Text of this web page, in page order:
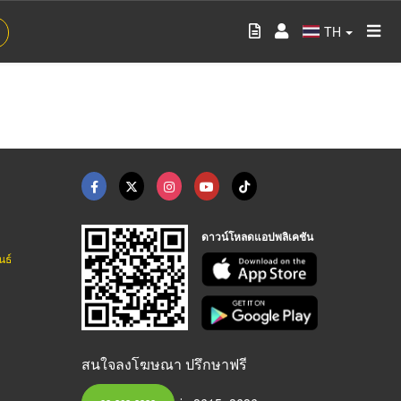
TH
ธ์
ดาวน์โหลดแอปพลิเคชัน
สนใจลงโฆษณา ปรึกษาฟรี